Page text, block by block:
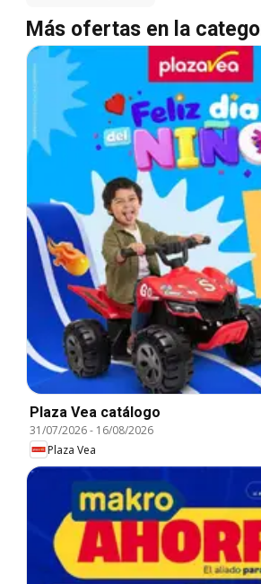
Más ofertas en la
Plaza Vea catálogo
31/07/2026- 16/08/2026
Plaza Vea